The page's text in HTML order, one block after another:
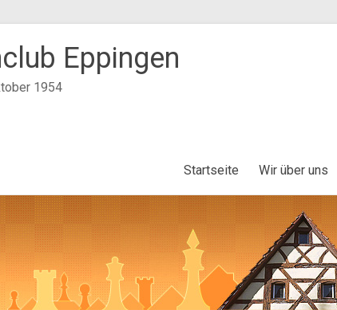
Eppingen
1954
Startseite Wir über uns